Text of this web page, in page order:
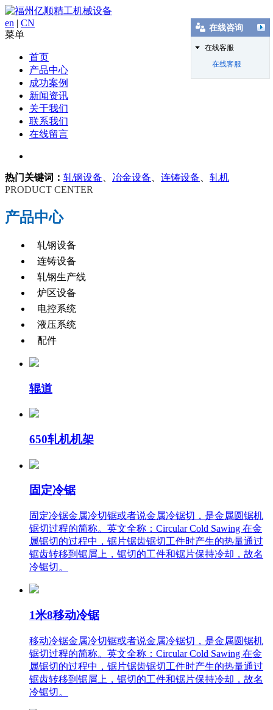
en | CN
菜单
首页
产品中心
成功案例
新闻资讯
关于我们
联系我们
在线留言
热门关键词： 轧钢设备 冶金设备 连铸设备
轧机
PRODUCT CENTER
产品中心
轧钢设备
连铸设备
轧钢生产线
炉区设备
电控系统
液压系统
配件
辊道
650轧机机架
固定冷锯
固定冷锯金属冷切锯或者说金属冷锯切，是金属圆锯机
锯切过程的简称。英文全称：Circular Cold Sawing 在金
属锯切的过程中，锯片锯齿锯切工件时产生的热量通过
锯齿转移到锯屑上，锯切的工件和锯片保持冷却，故名
冷锯切。
1米8移动冷锯
移动冷锯金属冷切锯或者说金属冷锯切，是金属圆锯机
锯切过程的简称。英文全称：Circular Cold Sawing 在金
属锯切的过程中，锯片锯齿锯切工件时产生的热量通过
锯齿转移到锯屑上，锯切的工件和锯片保持冷却，故名
冷锯切。
在线咨询
在线客服
在线客服